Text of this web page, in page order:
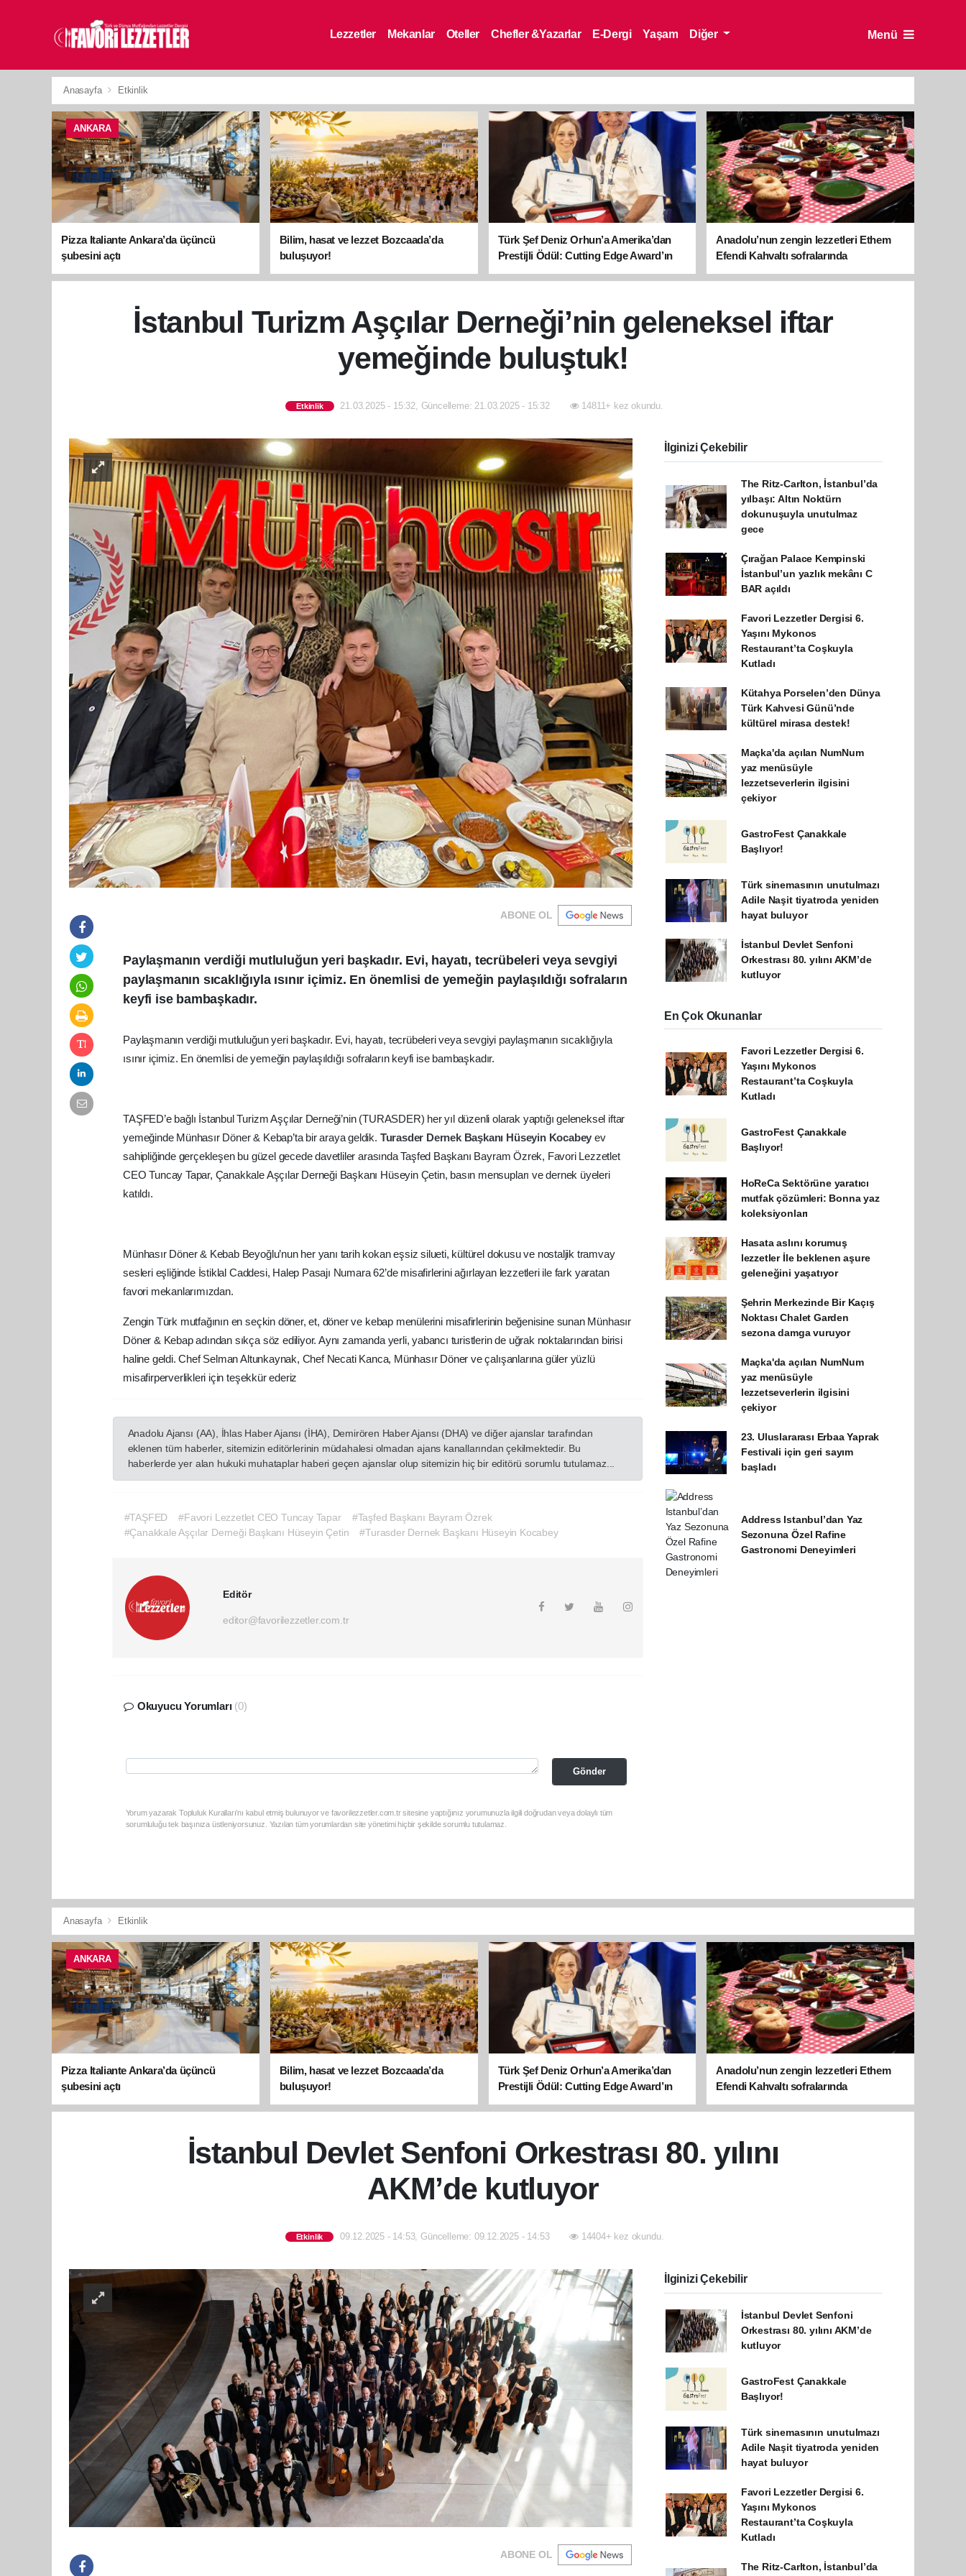
Lezzetler Mekanlar Oteller Chefler &Yazarlar E-Dergi Yaşam Diğer Menü
Anasayfa Etkinlik
ANKARA
Pizza Italiante Ankara’da üçüncü
şubesini açtı
Bilim, hasat ve lezzet Bozcaada’da
buluşuyor!
Türk Şef Deniz Orhun’a Amerika’dan
Prestijli Ödül: Cutting Edge Award’ın
sahibi oldu
Anadolu’nun zengin lezzetleri Ethem
Efendi Kahvaltı sofralarında
İstanbul Turizm Aşçılar Derneği’nin geleneksel iftar
yemeğinde buluştuk!
Etkinlik 21.03.2025 - 15:32, Güncelleme: 21.03.2025 - 15:32 14811+ kez okundu.
ABONE OL
Paylaşmanın verdiği mutluluğun yeri başkadır. Evi, hayatı, tecrübeleri veya sevgiyi
paylaşmanın sıcaklığıyla ısınır içimiz. En önemlisi de yemeğin paylaşıldığı sofraların
keyfi ise bambaşkadır.
Paylaşmanın verdiği mutluluğun yeri başkadır. Evi, hayatı, tecrübeleri veya sevgiyi paylaşmanın sıcaklığıyla
ısınır içimiz. En önemlisi de yemeğin paylaşıldığı sofraların keyfi ise bambaşkadır.
TAŞFED’e bağlı İstanbul Turizm Aşçılar Derneği’nin (TURASDER) her yıl düzenli olarak yaptığı geleneksel iftar
yemeğinde Münhasır Döner & Kebap’ta bir araya geldik. Turasder Dernek Başkanı Hüseyin Kocabeyev
sahipliğinde gerçekleşen bu güzel gecede davetliler arasında Taşfed Başkanı Bayram Özrek, Favori Lezzetlet
CEO Tuncay Tapar, Çanakkale Aşçılar Derneği Başkanı Hüseyin Çetin, basın mensupları ve dernek üyeleri
katıldı.
Münhasır Döner & Kebab Beyoğlu’nun her yanı tarih kokan eşsiz silueti, kültürel dokusu ve nostaljik tramvay
sesleri eşliğinde İstiklal Caddesi, Halep Pasajı Numara 62’de misafirlerini ağırlayan lezzetleri ile fark yaratan
favori mekanlarımızdan.
Zengin Türk mutfağının en seçkin döner, et, döner ve kebap menülerini misafirlerinin beğenisine sunan Münhasır
Döner & Kebap adından sıkça söz ediliyor. Aynı zamanda yerli, yabancı turistlerin de uğrak noktalarından birisi
haline geldi. Chef Selman Altunkaynak, Chef Necati Kanca, Münhasır Döner ve çalışanlarına güler yüzlü
misafirperverlikleri için teşekkür ederiz
Anadolu Ajansı (AA), İhlas Haber Ajansı (İHA), Demirören Haber Ajansı (DHA) ve diğer ajanslar tarafından
eklenen tüm haberler, sitemizin editörlerinin müdahalesi olmadan ajans kanallarından çekilmektedir. Bu
haberlerde yer alan hukuki muhataplar haberi geçen ajanslar olup sitemizin hiç bir editörü sorumlu tutulamaz...
#TAŞFED #Favori Lezzetlet CEO Tuncay Tapar
#Taşfed Başkanı Bayram Özrek
#Çanakkale Aşçılar Derneği Başkanı Hüseyin Çetin
#Turasder Dernek Başkanı Hüseyin Kocabey
Editör
editor@favorilezzetler.com.tr
Okuyucu Yorumları (0)
Gönder
Yorum yazarak Topluluk Kuralları’nı kabul etmiş bulunuyor ve favorilezzetler.com.tr sitesine yaptığınız yorumunuzla ilgili doğrudan veya dolaylı tüm
sorumluluğu tek başınıza üstleniyorsunuz. Yazılan tüm yorumlardan site yönetimi hiçbir şekilde sorumlu tutulamaz.
İlginizi Çekebilir
The Ritz-Carlton, İstanbul’da
yılbaşı: Altın Noktürn
dokunuşuyla unutulmaz
gece
Çırağan Palace Kempinski
İstanbul’un yazlık mekânı C
BAR açıldı
Favori Lezzetler Dergisi 6.
Yaşını Mykonos
Restaurant’ta Coşkuyla
Kutladı
Kütahya Porselen’den Dünya
Türk Kahvesi Günü’nde
kültürel mirasa destek!
Maçka'da açılan NumNum
yaz menüsüyle
lezzetseverlerin ilgisini
çekiyor
GastroFest Çanakkale
Başlıyor!
Türk sinemasının unutulmazı
Adile Naşit tiyatroda yeniden
hayat buluyor
İstanbul Devlet Senfoni
Orkestrası 80. yılını AKM’de
kutluyor
En Çok Okunanlar
Favori Lezzetler Dergisi 6.
Yaşını Mykonos
Restaurant’ta Coşkuyla
Kutladı
GastroFest Çanakkale
Başlıyor!
HoReCa Sektörüne yaratıcı
mutfak çözümleri: Bonna yaz
koleksiyonları
Hasata aslını korumuş
lezzetler İle beklenen aşure
geleneğini yaşatıyor
Şehrin Merkezinde Bir Kaçış
Noktası Chalet Garden
sezona damga vuruyor
Maçka'da açılan NumNum
yaz menüsüyle
lezzetseverlerin ilgisini
çekiyor
23. Uluslararası Erbaa Yaprak
Festivali için geri sayım
başladı
Address Istanbul’dan Yaz
Sezonuna Özel Rafine
Gastronomi Deneyimleri
Anasayfa Etkinlik
ANKARA
Pizza Italiante Ankara’da üçüncü
şubesini açtı
Bilim, hasat ve lezzet Bozcaada’da
buluşuyor!
Türk Şef Deniz Orhun’a Amerika’dan
Prestijli Ödül: Cutting Edge Award’ın
sahibi oldu
Anadolu’nun zengin lezzetleri Ethem
Efendi Kahvaltı sofralarında
İstanbul Devlet Senfoni Orkestrası 80. yılını
AKM’de kutluyor
Etkinlik 09.12.2025 - 14:53, Güncelleme: 09.12.2025 - 14:53 14404+ kez okundu.
ABONE OL
İlginizi Çekebilir
İstanbul Devlet Senfoni
Orkestrası 80. yılını AKM’de
kutluyor
GastroFest Çanakkale
Başlıyor!
Türk sinemasının unutulmazı
Adile Naşit tiyatroda yeniden
hayat buluyor
Favori Lezzetler Dergisi 6.
Yaşını Mykonos
Restaurant’ta Coşkuyla
Kutladı
The Ritz-Carlton, İstanbul’da